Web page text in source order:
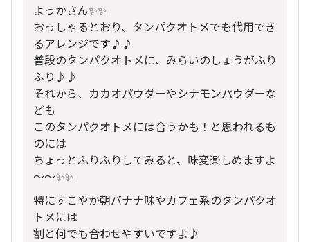
よっかさん✨✨
おっしゃるとおり、タンパクオトメでも代用でき
るアレンジです♪♪
普段のタンパクオトメに、みらいのしょうがふり
ふり♪♪
それから、カカオパウダーやシナモンパウダーな
ども
このタンパクオトメには合うかも！と思われるも
のには
ちょっとふりふりしてみると、味変楽しめますよ
～～✨✨
特にすこやか朝バナナ味やカフェ系のタンパクオ
トメには
割と何でも合わせやすいですよ♪